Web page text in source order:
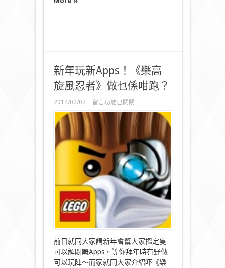
新年玩新Apps！《樂高
旋風忍者》做乜係咁跑？
2014/02/02
在
〈新
新
Apps！
《樂
高
旋
風
忍
者》
咁
跑？〉
留言功能已關閉
前日就同大家講新年會幫大家搵定隻
可以解悶嘅Apps，等你拜年時冇野做
可以玩陣～而家就同大家介紹吓《樂